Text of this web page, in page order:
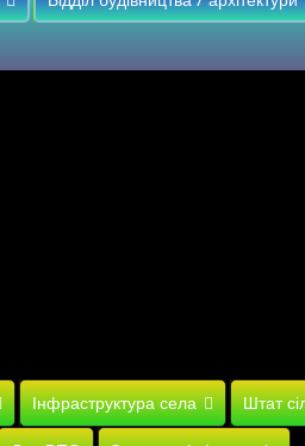
Інфраструктура села Штат